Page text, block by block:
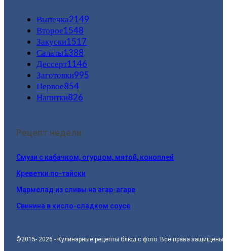
Выпечка2149
Второе1548
Закуски1517
Салаты1388
Дессерт1146
Заготовки995
Первое854
Напитки826
Рецепт недели:
Смузи с кабачком, огурцом, мятой, коноплей
Креветки по-тайски
Мармелад из сливы на агар-агаре
Свинина в кисло-сладком соусе
©2015- 2026 - Кулинарные рецепты блюд с фото. Все права защищены.